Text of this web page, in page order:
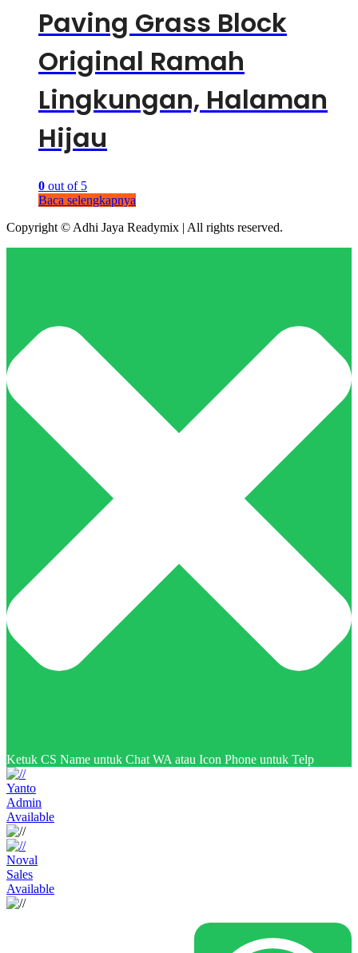
Paving Grass Block
Original Ramah
Lingkungan, Halaman
Hijau
0 out of 5
Baca selengkapnya
Copyright © Adhi Jaya Readymix | All rights reserved.
Ketuk CS Name untuk Chat WA atau Icon Phone untuk Telp
Yanto
Admin
Available
Noval
Sales
Available